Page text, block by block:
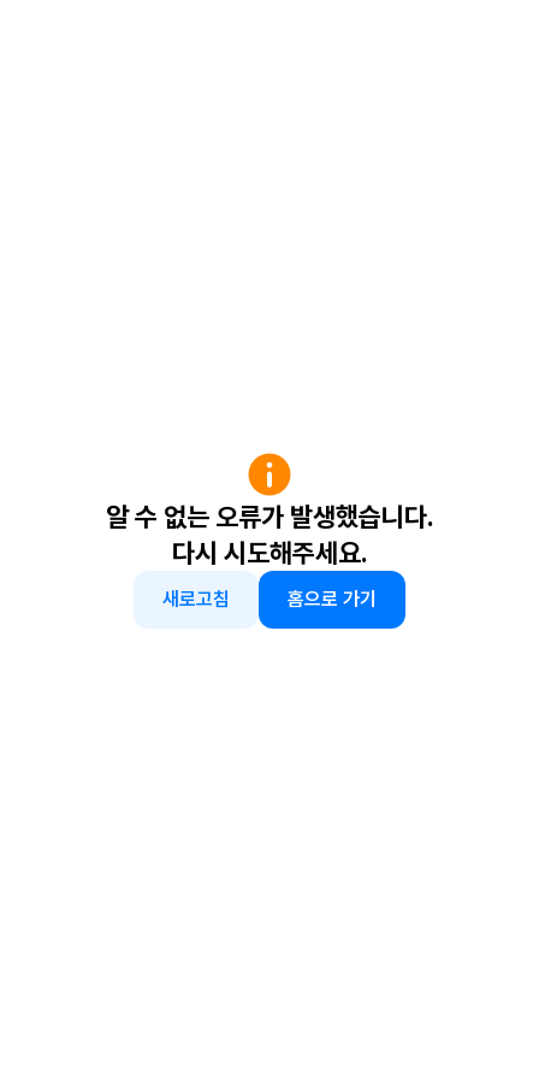
알 수 없는 오류가 발생했습니다.
다시 시도해주세요.
새로고침 홈으로 가기